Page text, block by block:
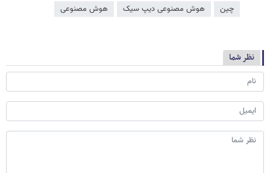
چین هوش مصنوعی دیپ سیک هوش مصنوعی
نظر شما